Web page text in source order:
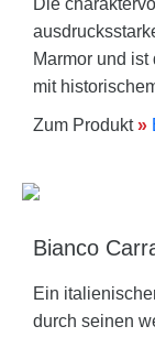
Marmor und
mit
Zum Produkt»
Bianco
Ein
durch seinen